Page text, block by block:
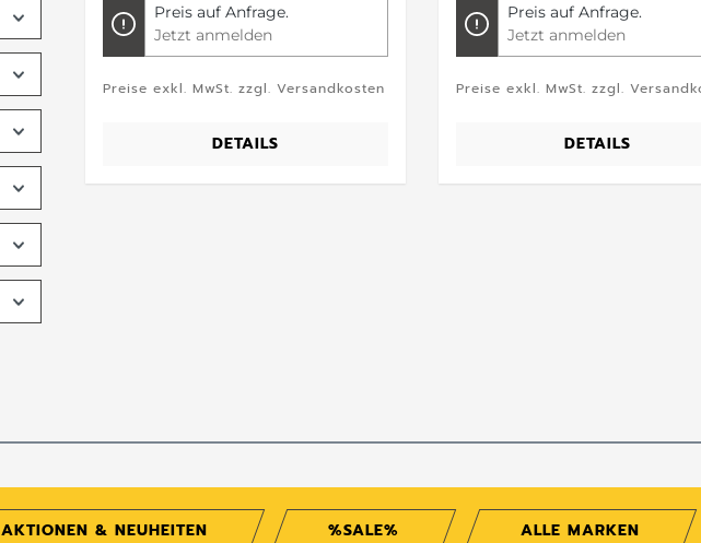
Preis auf Anfrage.
Jetzt anmelden
Preise exkl. MwSt. zzgl. Versandkosten
DETAILS
Preis auf Anfrage.
Jetzt anmelden
Preise exkl. MwSt. zzgl.
DETAILS
AKTIONEN & NEUHEITEN %SALE% ALLE MARKEN